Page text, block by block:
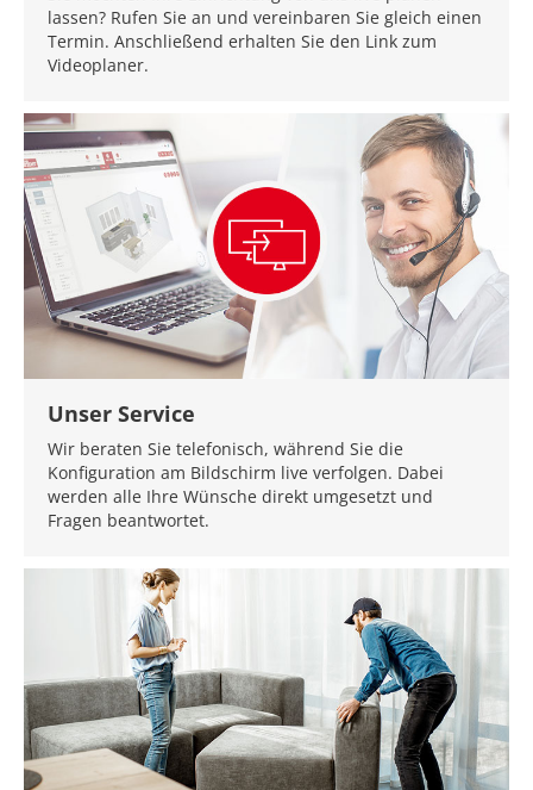
lassen? Rufen Sie an und vereinbaren Sie gleich einen
Termin. Anschließend erhalten Sie den Link zum
Videoplaner.
Unser Service
Wir beraten Sie telefonisch, während Sie die
Konfiguration am Bildschirm live verfolgen. Dabei
werden alle Ihre Wünsche direkt umgesetzt und
Fragen beantwortet.